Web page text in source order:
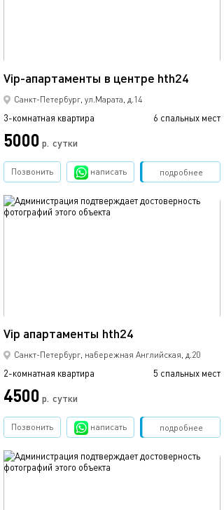
Vip-апартаменты в центре hth24
Санкт-Петербург, ул.Марата, д.14
3-комнатная квартира 6 спальных мест
5000 р. сутки
подробнее
Позвонить написать Забронировать
Vip апартаменты hth24
Санкт-Петербург, набережная Английская, д.20
2-комнатная квартира 5 спальных мест
4500 р. сутки
обновлено 06.04.2026
подробнее
Позвонить написать Забронировать
обновлено 29.10.2025